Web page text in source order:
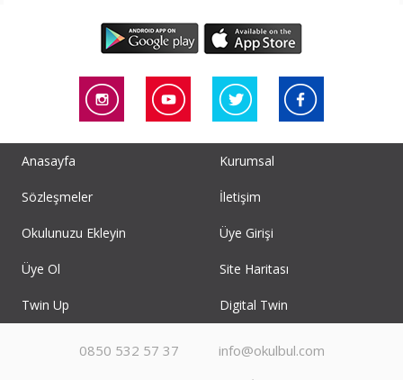
Anasayfa Kurumsal
Sözleşmeler İletişim
Okulunuzu Ekleyin Üye Girişi
Üye Ol Site Haritası
Twin Up Digital Twin
0850 532 57 37
info@okulbul.com